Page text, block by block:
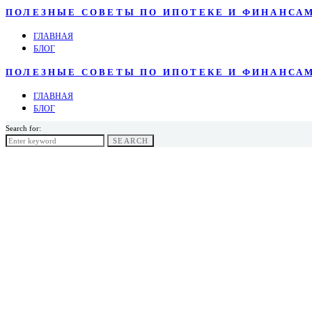
ПОЛЕЗНЫЕ СОВЕТЫ ПО ИПОТЕКЕ И
ГЛАВНАЯ
БЛОГ
ПОЛЕЗНЫЕ СОВЕТЫ ПО ИПОТЕКЕ И
ГЛАВНАЯ
БЛОГ
Search for:
SEARCH